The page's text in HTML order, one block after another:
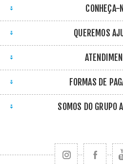
CONHEÇA-
QUEREMOS
FORMAS DE
SOMOS DO GRUPO